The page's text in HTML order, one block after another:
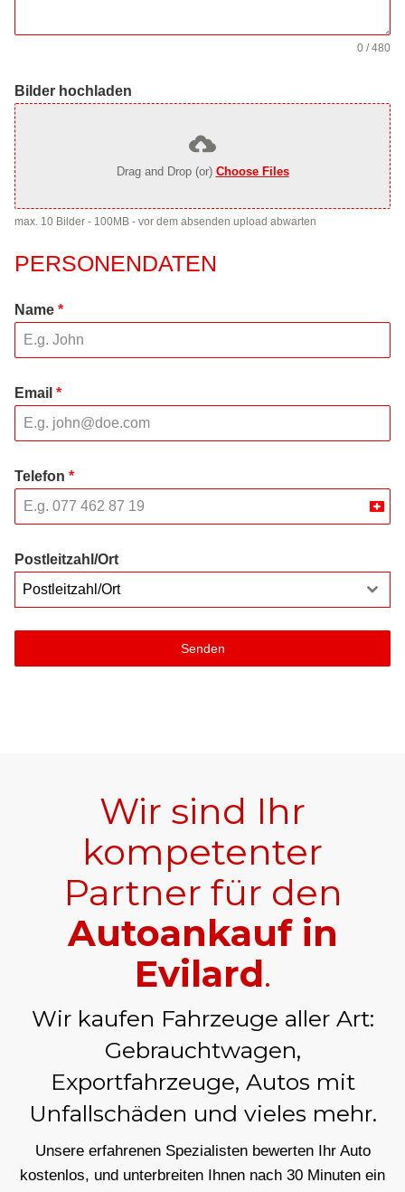
0 / 480
Bilder hochladen
Drag and Drop (or) Choose Files
max. 10 Bilder - 100MB - vor dem absenden upload abwarten
PERSONENDATEN
Name *
Email *
Telefon *
Postleitzahl/Ort
Postleitzahl/Ort
Senden
Wir sind Ihr
kompetenter
Partner für den
Autoankauf in
Evilard.
Wir kaufen Fahrzeuge aller Art:
Gebrauchtwagen,
Exportfahrzeuge, Autos mit
Unfallschäden und vieles mehr.
Unsere erfahrenen Spezialisten bewerten Ihr Auto
kostenlos, und unterbreiten Ihnen nach 30 Minuten ein